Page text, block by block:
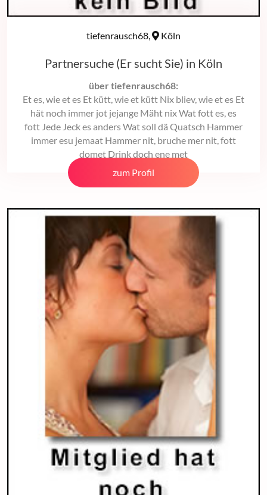
tiefenrausch68, Köln
Partnersuche (Er sucht Sie) in Köln
über tiefenrausch68:
Et es, wie et es Et kütt, wie et kütt Nix bliev, wie et es Et
hät noch immer jot jejange Mäht nix Wat fott es, es
fott Jede Jeck es anders Wat soll dä Quatsch Hammer
immer esu jemaat Hammer nit, bruche mer nit, fott
domet Drink doch ene met
zum Profil